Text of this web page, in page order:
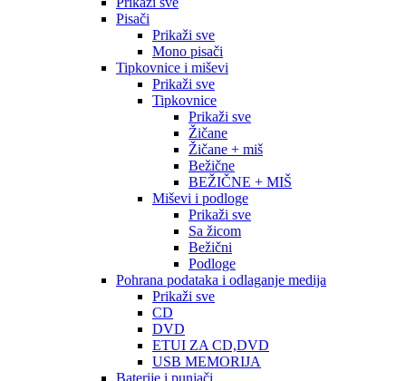
Pisači
Prikaži sve
Mono pisači
Tipkovnice i miševi
Prikaži sve
Tipkovnice
Prikaži sve
Žičane
Žičane + miš
Bežične
BEŽIČNE + MIŠ
Miševi i podloge
Prikaži sve
Sa žicom
Bežični
Podloge
Pohrana podataka i odlaganje medija
Prikaži sve
CD
DVD
ETUI ZA CD,DVD
USB MEMORIJA
Baterije i punjači